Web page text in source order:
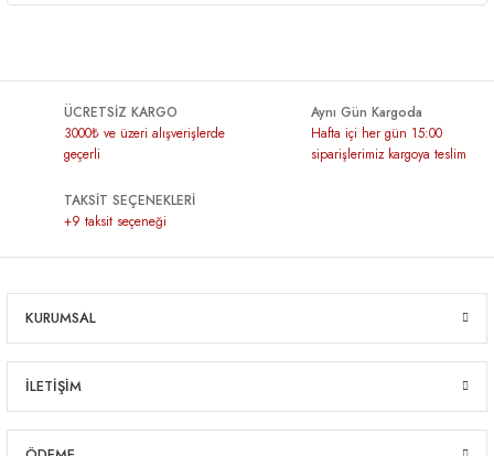
ÜCRETSİZ KARGO
3000₺ ve üzeri alışverişlerde
geçerli
Aynı Gün Kargoda
Hafta içi her gün 15:00
siparişlerimiz kargoya teslim
TAKSİT SEÇENEKLERİ
+9 taksit seçeneği
KURUMSAL
İLETİŞİM